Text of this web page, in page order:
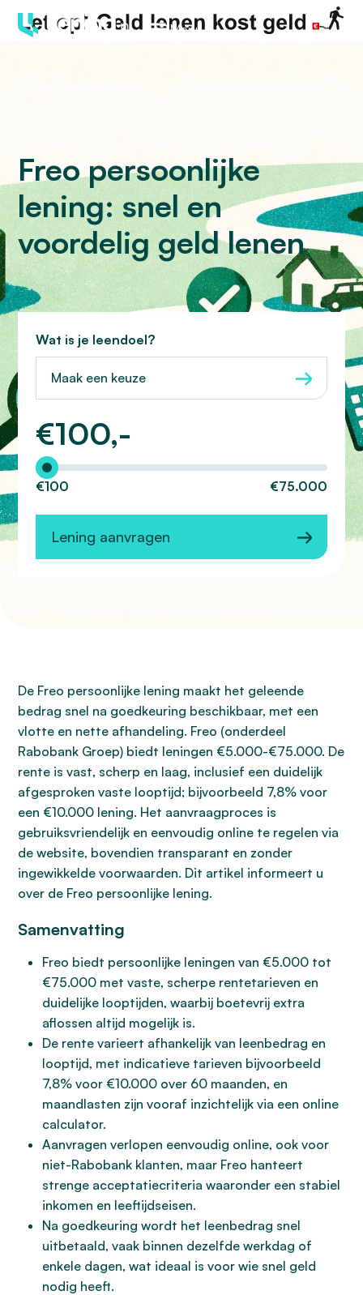
Menu
Freo persoonlijke
lening: snel en
voordelig geld lenen
Wat is je leendoel?
Maak een keuze
€100,-
Hoeveel wilt u lenen?
€100 €75.000
Lening aanvragen
De Freo persoonlijke lening maakt het geleende
bedrag snel na goedkeuring beschikbaar, met een
vlotte en nette afhandeling. Freo (onderdeel
Rabobank Groep) biedt leningen €5.000-€75.000. De
rente is vast, scherp en laag, inclusief een duidelijk
afgesproken vaste looptijd; bijvoorbeeld 7,8% voor
een €10.000 lening. Het aanvraagproces is
gebruiksvriendelijk en eenvoudig online te regelen via
de website, bovendien transparant en zonder
ingewikkelde voorwaarden. Dit artikel informeert u
over de Freo persoonlijke lening.
Samenvatting
Freo biedt persoonlijke leningen van €5.000 tot
€75.000 met vaste, scherpe rentetarieven en
duidelijke looptijden, waarbij boetevrij extra
aflossen altijd mogelijk is.
De rente varieert afhankelijk van leenbedrag en
looptijd, met indicatieve tarieven bijvoorbeeld
7,8% voor €10.000 over 60 maanden, en
maandlasten zijn vooraf inzichtelijk via een online
calculator.
Aanvragen verlopen eenvoudig online, ook voor
niet-Rabobank klanten, maar Freo hanteert
strenge acceptatiecriteria waaronder een stabiel
inkomen en leeftijdseisen.
Na goedkeuring wordt het leenbedrag snel
uitbetaald, vaak binnen dezelfde werkdag of
enkele dagen, wat ideaal is voor wie snel geld
nodig heeft.